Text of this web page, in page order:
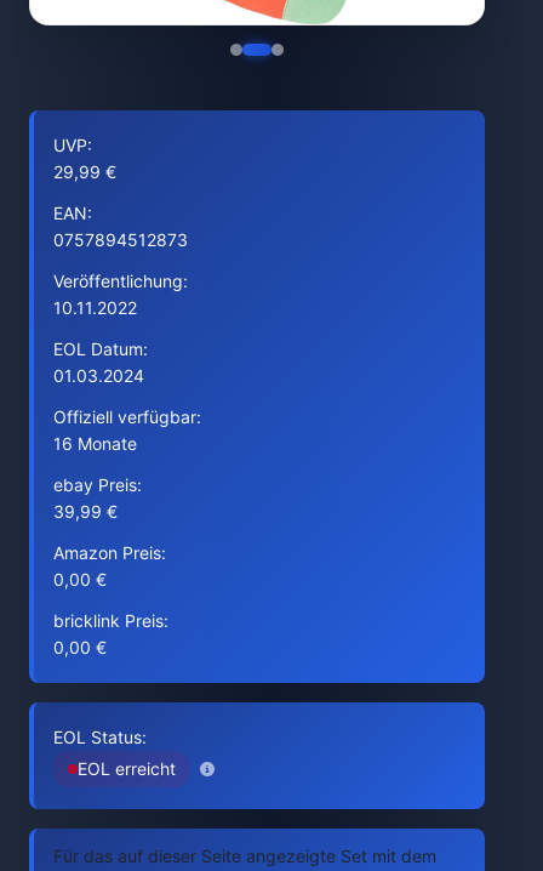
UVP:
29,99 €
EAN:
0757894512873
Veröffentlichung:
10.11.2022
EOL Datum:
01.03.2024
Offiziell verfügbar:
16 Monate
ebay Preis:
39,99 €
Amazon Preis:
0,00 €
bricklink Preis:
0,00 €
EOL Status:
EOL erreicht
Für das auf dieser Seite angezeigte Set mit dem